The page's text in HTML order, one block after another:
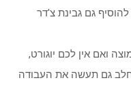
גם גבינת צ'דר
ואם אין לכם יוגורט,
גם תעשה את העבודה